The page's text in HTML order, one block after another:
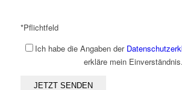
*Pflichtfeld
Ich habe die Angaben der
erkläre mein